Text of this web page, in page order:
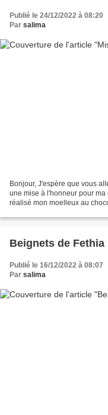
Publié le 24/12/2022 à 08:20
Par salima
Bonjour, J'espère que vous
une mise à l'honneur pour
réalisé mon moelleux au
Beignets de Fethia
Publié le 16/12/2022 à 08:07
Par salima